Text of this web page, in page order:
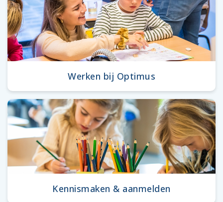
Werken bij Optimus
Kennismaken & aanmelden